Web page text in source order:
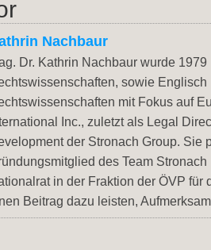
Nachbaur
Dr. Kathrin Nachbaur wurde
sowie
mit Fokus auf
Inc., zuletzt als Legal
der Stronach Group. Sie
des Team
in der Fraktion der ÖVP
Beitrag dazu leisten,